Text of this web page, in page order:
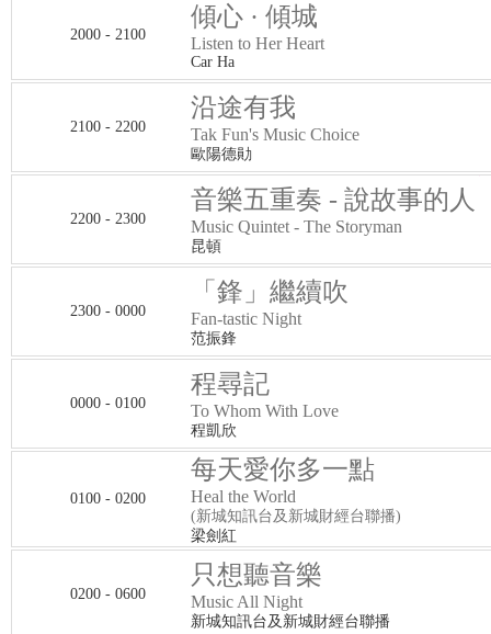
2000 - 2100
傾心 · 傾城
Listen to Her Heart
Car Ha
2100 - 2200
沿途有我
Tak Fun's Music Choice
歐陽德勛
2200 - 2300
音樂五重奏 - 說故事的人
Music Quintet - The Storyman
昆頓
2300 - 0000
「鋒」繼續吹
Fan-tastic Night
范振鋒
0000 - 0100
程尋記
To Whom With Love
程凱欣
0100 - 0200
每天愛你多一點
Heal the World
(新城知訊台及新城財經台聯播)
梁劍紅
0200 - 0600
只想聽音樂
Music All Night
新城知訊台及新城財經台聯播